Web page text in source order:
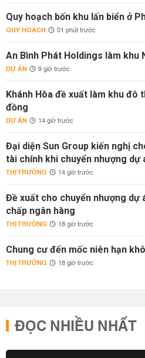
Quy hoạch bốn khu lấn biển ở
QUY HOẠCH 01 phút trước
An Bình Phát Holdings làm khu
DỰ ÁN 9 giờ trước
Khánh Hòa đề xuất làm khu đô
đồng
DỰ ÁN 14 giờ trước
Đại diện Sun Group kiến nghị
tài chính khi chuyển nhượng dự
THỊ TRƯỜNG 14 giờ trước
Đề xuất cho chuyển nhượng dự
chấp ngân hàng
THỊ TRƯỜNG 18 giờ trước
Chung cư đến mốc niên hạn
THỊ TRƯỜNG 18 giờ trước
ĐỌC NHIỀU NHẤT